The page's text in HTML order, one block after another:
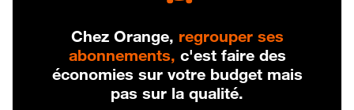
Chez Orange, regrouper ses
abonnements, c'est faire des
économies sur votre budget mais
pas sur la qualité.